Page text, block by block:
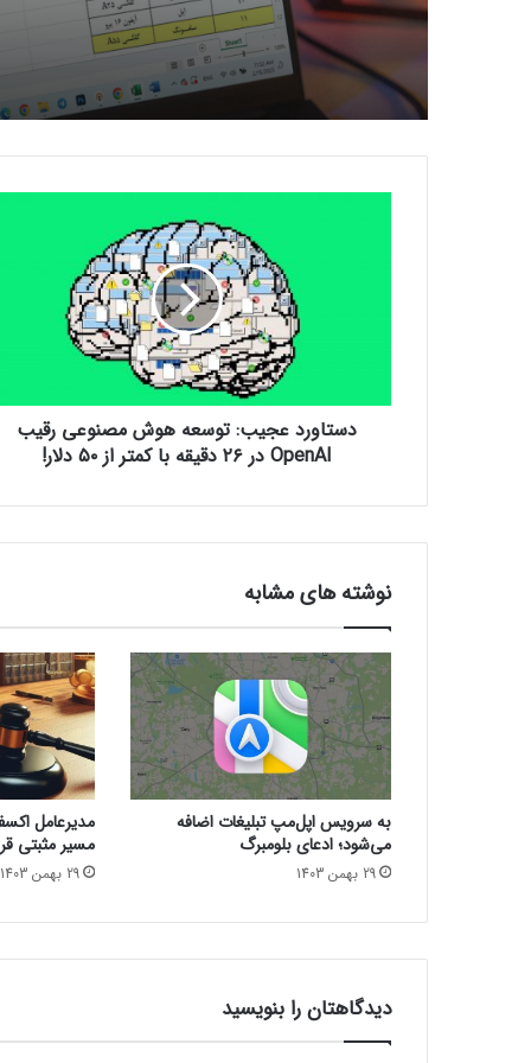
ج
ت
ه
ه
و
ش
م
ص
ن
و
ع
ی
ر
ق
ب
e
A
دستاورد عجیب: توسعه هوش مصنوعی رقیب
OpenAI در ۲۶ دقیقه با کمتر از ۵۰ دلار!
نوشته های مشابه
به سرویس اپل‌مپ تبلیغات اضافه
می‌شود؛ ادعای بلومبرگ
29 بهمن 1403
مدیرعامل
مسیر مثبتی
29 بهمن 1403
دیدگاهتان را بنویسید